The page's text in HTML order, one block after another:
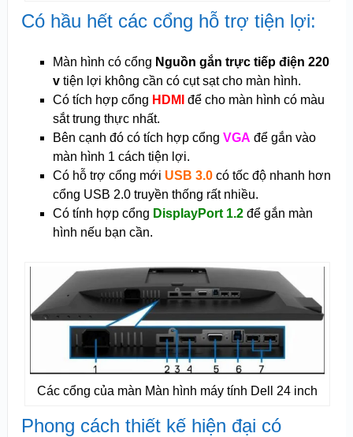
Có hầu hết các cổng hỗ trợ tiện lợi:
Màn hình có cổng Nguồn gắn trực tiếp điện 220
vtiện lợi không cần có cụt sạt cho màn hình.
Có tích hợp cổng HDMI để cho màn hình có màu
sắt trung thực nhất.
Bên cạnh đó có tích hợp cổng VGA để gắn vào
màn hình 1 cách tiện lợi.
Có hỗ trợ cổng mới USB 3.0có tốc độ nhanh hơn
cổng USB 2.0 truyền thống rất nhiều.
Có tính hợp cổng DisplayPort 1.2 để gắn màn
hình nếu bạn cần.
Các cổng của màn Màn hình máy tính Dell 24 inch
Phong cách thiết kế hiện đại có